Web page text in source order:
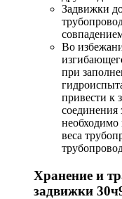
Задвижки
Во
при
привести к
соединения
необходимо
веса
Хранение и
задвижки